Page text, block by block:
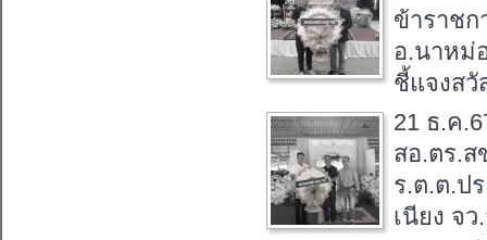
ข้าราช
อ.นาหม่
ชี้แจงสวั
21 ธ.ค
สอ.ตร.ส
ร.ต.ต.ป
เนียง จ